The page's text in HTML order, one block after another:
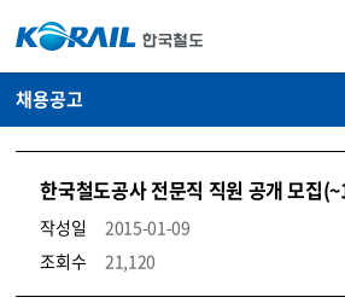
채용공고
한국철도공사 전문직 직원 공개 모집
작성일
2015-01-09
조회수
21,120
코레일소개_경영공시_채용공고 상세보기 – 내용, 파일, 담당자 연락처로 구성